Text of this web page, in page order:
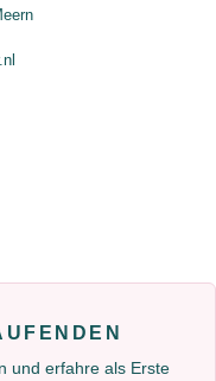
und erfahre als Erste